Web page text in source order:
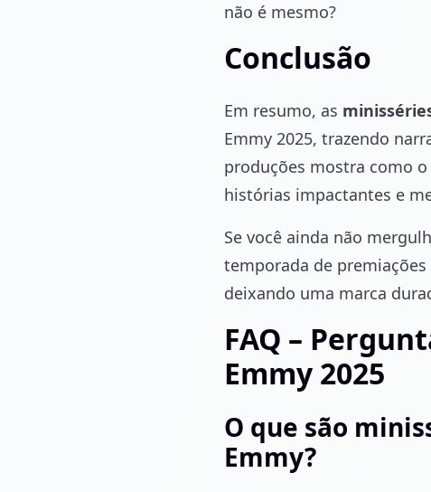
não é mesmo?
Conclusão
Em resumo, as
Emmy 2025, trazendo
produções mostra como
histórias impactantes e
Se você ainda não
temporada de
deixando uma marca
FAQ –
Emmy 2025
O que são
Emmy?